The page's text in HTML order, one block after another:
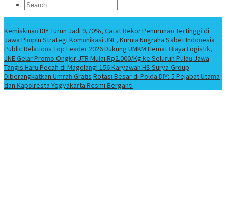
Kemiskinan DIY Turun Jadi 9,70%, Catat Rekor Penurunan Tertinggi di
Jawa Pimpin Strategi Komunikasi JNE, Kurnia Nugraha Sabet Indonesia
Public Relations Top Leader 2026Dukung UMKM Hemat Biaya Logistik,
JNE Gelar Promo Ongkir JTR Mulai Rp2.000/Kg ke Seluruh Pulau Jawa
Tangis Haru Pecah di Magelang! 156 Karyawan HS Surya Group
Diberangkatkan Umrah Gratis Rotasi Besar di Polda DIY: 5 Pejabat Utama
dan Kapolresta Yogyakarta Resmi Berganti